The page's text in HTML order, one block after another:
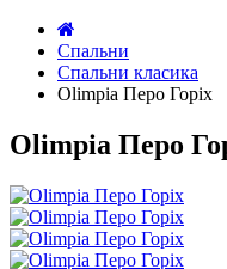
Спальни
Спальни класика
Olimpia Перо Горіх
Olimpia Перо